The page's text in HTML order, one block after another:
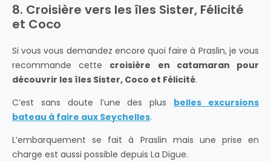
8. Croisière vers les îles Sister, Félicité
et Coco
Si vous vous demandez encore quoi faire à Praslin, je vous
recommande cette croisière en catamaran pour
découvrir les îles Sister, Coco et Félicité.
C’est sans doute l’une des plus belles excursions
bateau à faire aux Seychelles.
L’embarquement se fait à Praslin mais une prise en
charge est aussi possible depuis La Digue.